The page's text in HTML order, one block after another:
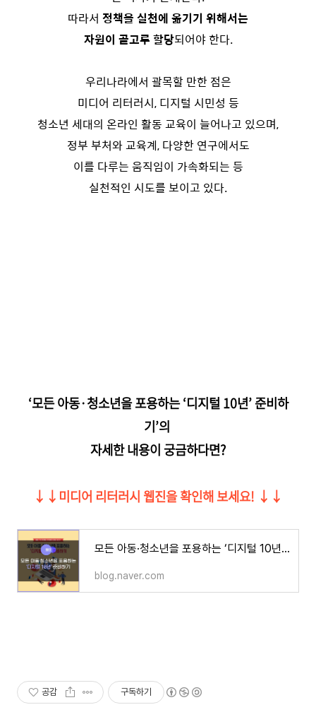
따라서 정책을 실천에 옮기기 위해서는
자원이 골고루 할당되어야 한다.
우리나라에서 괄목할 만한 점은
미디어 리터러시, 디지털 시민성 등
청소년 세대의 온라인 활동 교육이 늘어나고 있으며,
정부 부처와 교육계, 다양한 연구에서도
이를 다루는 움직임이 가속화되는 등
실천적인 시도를 보이고 있다.
‘모든 아동·청소년을 포용하는 ‘디지털 10년’ 준비하
기’의
자세한 내용이 궁금하다면?
↓↓미디어 리터러시 웹진을 확인해 보세요! ↓↓
모든 아동·청소년을 포용하는 ‘디지털 10년’ 준비하기
blog.naver.com
공감 구독하기